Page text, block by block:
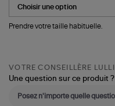
Prendre votre taille habituelle.
VOTRE CONSEILLÈRE LULLI
Une question sur ce produit ?